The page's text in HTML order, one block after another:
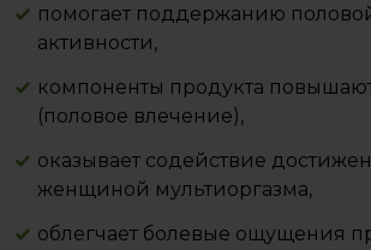
помогает поддержанию
активности,
компоненты продукта
(половое влечение),
оказывает содействие
женщиной мультиоргазма,
облегчает болевые ощущения